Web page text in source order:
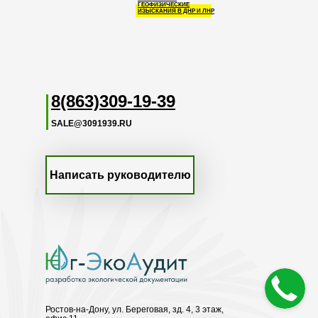
ГЕОФИЗИЧЕСКИЕ
ИЗЫСКАНИЯ В ДНР И ЛНР
Ростов-на-Дону, ул. Береговая, зд. 4, 3 этаж,
8(863)309-19-39
SALE@3091939.RU
Написать руководителю